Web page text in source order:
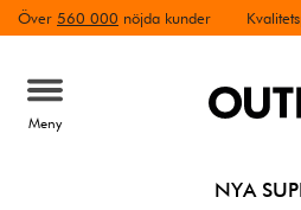
Över 560 000 nöjda kunder
Meny
NYA